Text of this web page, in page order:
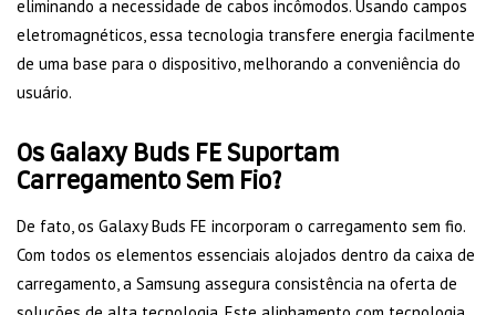
eliminando a necessidade de cabos incômodos. Usando campos
eletromagnéticos, essa tecnologia transfere energia facilmente
de uma base para o dispositivo, melhorando a conveniência do
usuário.
Os Galaxy Buds FE Suportam
Carregamento Sem Fio?
De fato, os Galaxy Buds FE incorporam o carregamento sem fio.
Com todos os elementos essenciais alojados dentro da caixa de
carregamento, a Samsung assegura consistência na oferta de